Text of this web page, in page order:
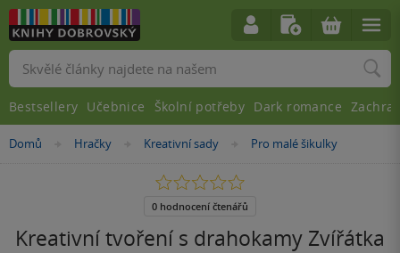
Nacházíte
Domů »Hračky »
Kreativní sady »Pro malé šikulky
Kreativní tvoření s drahokamy Zvířátka
0.0
5
0 hodnocení čtenářů
Vyhledávání
Bestsellery Učebnice Školní potřeby Dark romance